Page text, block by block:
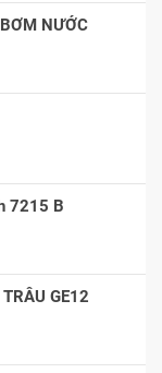
NƯỚC
7215 B
GE12